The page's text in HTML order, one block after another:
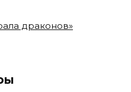
драконов»